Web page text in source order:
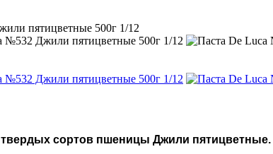
пятицветные 500г 1/12
сортов пшеницы Джили пятицветные.